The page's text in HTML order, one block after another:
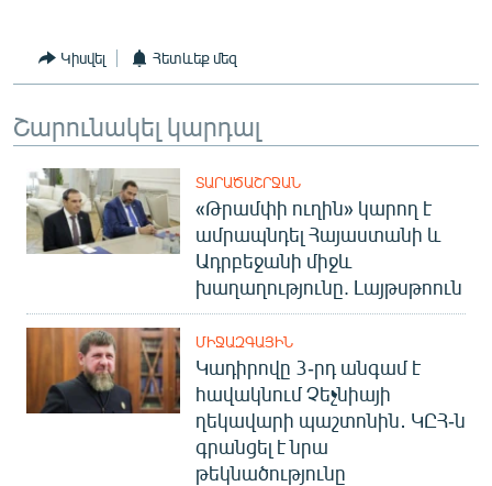
Կիսվել Հետևեք մեզ
Շարունակել կարդալ
ՏԱՐԱԾԱՇՐՋԱՆ
«Թրամփի ուղին» կարող է
ամրապնդել Հայաստանի և
Ադրբեջանի միջև
խաղաղությունը. Լայթսթոուն
ՄԻՋԱԶԳԱՅԻՆ
Կադիրովը 3-րդ անգամ է
հավակնում Չեչնիայի
ղեկավարի պաշտոնին․ ԿԸՀ-ն
գրանցել է նրա
թեկնածությունը